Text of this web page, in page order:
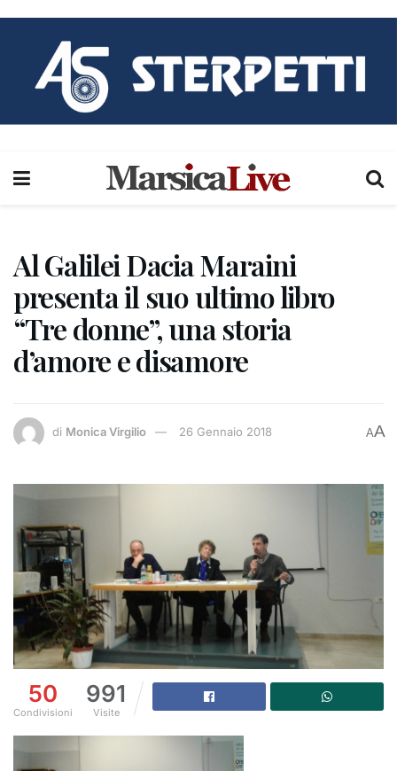
Al Galilei Dacia Maraini
presenta il suo ultimo libro
“Tre donne”, una storia
d’amore e disamore
di Monica Virgilio 26 Gennaio 2018 AA
50
Condivisioni
991
Visite